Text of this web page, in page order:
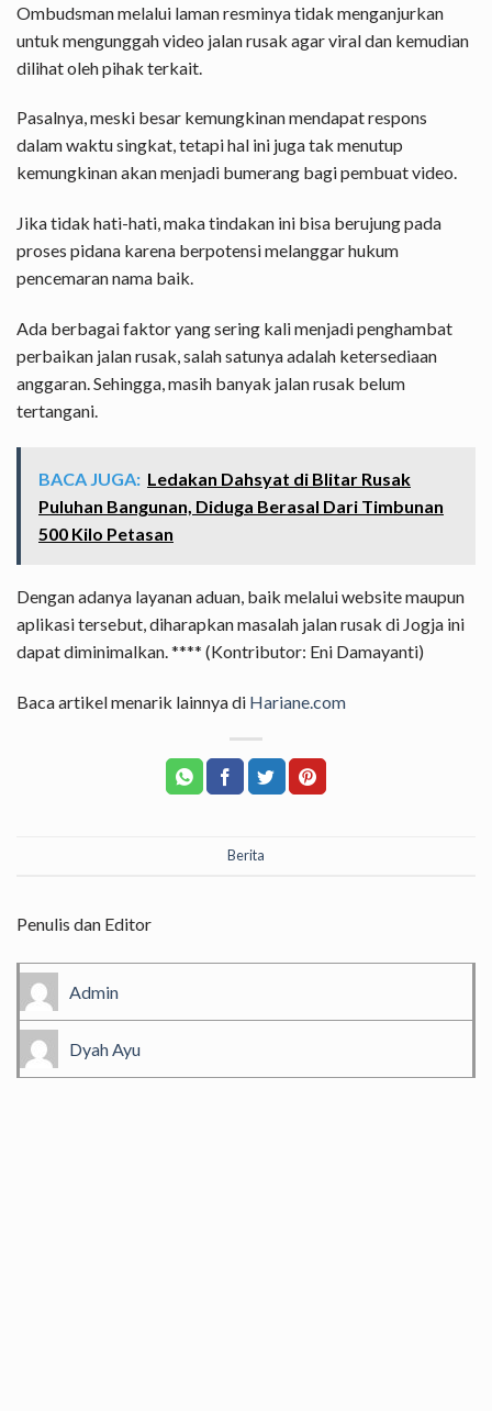
Ombudsman melalui laman resminya tidak menganjurkan
untuk mengunggah video jalan rusak agar viral dan kemudian
dilihat oleh pihak terkait.
Pasalnya, meski besar kemungkinan mendapat respons
dalam waktu singkat, tetapi hal ini juga tak menutup
kemungkinan akan menjadi bumerang bagi pembuat video.
Jika tidak hati-hati, maka tindakan ini bisa berujung pada
proses pidana karena berpotensi melanggar hukum
pencemaran nama baik.
Ada berbagai faktor yang sering kali menjadi penghambat
perbaikan jalan rusak, salah satunya adalah ketersediaan
anggaran. Sehingga, masih banyak jalan rusak belum
tertangani.
BACA JUGA: Ledakan Dahsyat di Blitar Rusak
Puluhan Bangunan, Diduga Berasal Dari Timbunan
500 Kilo Petasan
Dengan adanya layanan aduan, baik melalui website maupun
aplikasi tersebut, diharapkan masalah jalan rusak di Jogja ini
dapat diminimalkan. **** (Kontributor: Eni Damayanti)
Baca artikel menarik lainnya di Hariane.com
Berita
Penulis dan Editor
Admin
Dyah Ayu